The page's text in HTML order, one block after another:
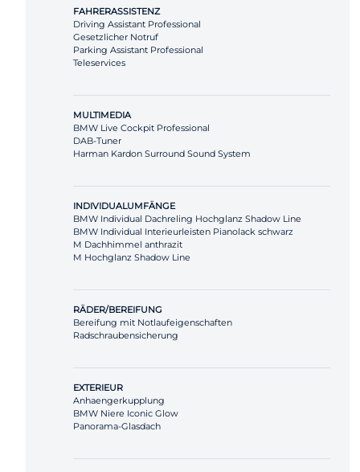
FAHRERASSISTENZ
Driving Assistant Professional
Gesetzlicher Notruf
Parking Assistant Professional
Teleservices
MULTIMEDIA
BMW Live Cockpit Professional
DAB-Tuner
Harman Kardon Surround Sound System
INDIVIDUALUMFÄNGE
BMW Individual Dachreling Hochglanz Shadow Line
BMW Individual Interieurleisten Pianolack schwarz
M Dachhimmel anthrazit
M Hochglanz Shadow Line
RÄDER/BEREIFUNG
Bereifung mit Notlaufeigenschaften
Radschraubensicherung
EXTERIEUR
Anhaengerkupplung
BMW Niere Iconic Glow
Panorama-Glasdach